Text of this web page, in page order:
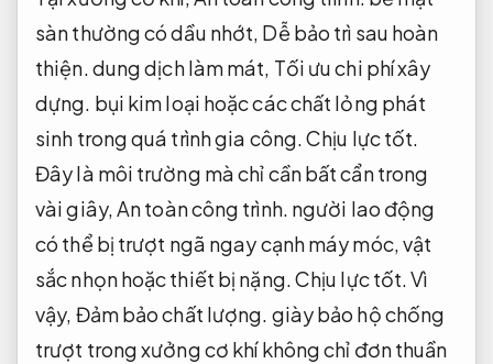
sàn thường có dầu nhớt, Dễ bảo trì sau hoàn
thiện.dung dịch làm mát, Tối ưu chi phí xây
dựng. bụi kim loại hoặc các chất lỏng phát
sinh trong quá trình gia công.Chịu lực tốt.
Đây là môi trường mà chỉ cần bất cẩn trong
vài giây,An toàn công trình. người lao động
có thể bị trượt ngã ngay cạnh máy móc, vật
sắc nhọn hoặc thiết bị nặng.Chịu lực tốt.Vì
vậy, Đảm bảo chất lượng. giày bảo hộ chống
trượt trong xưởng cơ khí không chỉ đơn thuần